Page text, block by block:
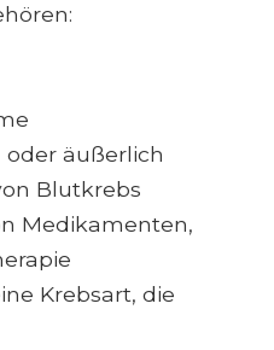
äußerlich
Blutkrebs
Medikamenten,
Krebsart, die